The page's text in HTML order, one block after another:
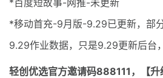
*移动首充-9月版-9.29已更新，部
9.29作业数据，只是9.29更新后台
轻创优选官方邀请码888111，【升